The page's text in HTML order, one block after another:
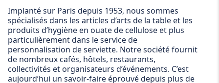
Implanté sur Paris depuis 1953, nous sommes
spécialisés dans les articles d’arts de la table et les
produits d’hygiène en ouate de cellulose et plus
particulièrement dans le service de
personnalisation de serviette. Notre société fournit
de nombreux cafés, hôtels, restaurants,
collectivités et organisateurs d’événements. C’est
aujourd’hui un savoir-faire éprouvé depuis plus de